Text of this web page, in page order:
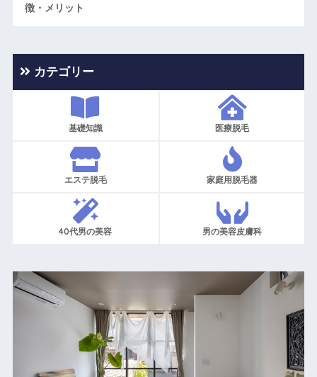
徴・メリット
カテゴリー
基礎知識 医療脱毛
エステ脱毛 家庭用脱毛器
40代男の美容 男の美容皮膚科